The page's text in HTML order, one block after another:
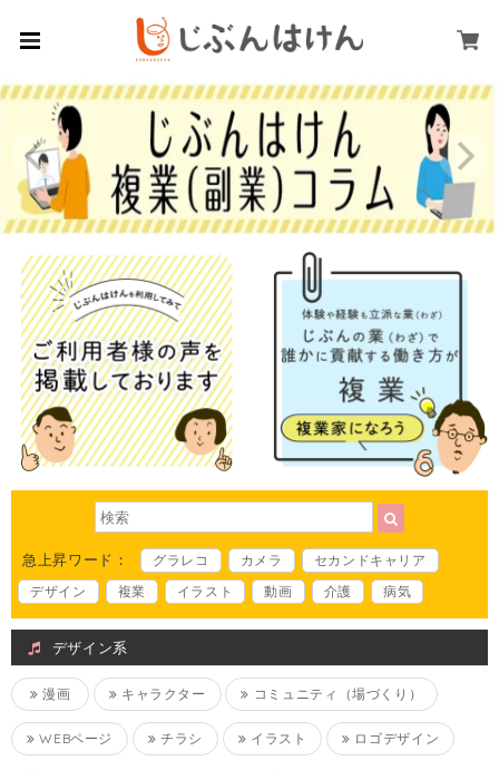
急上昇ワード： グラレコ カメラ
セカンドキャリア
デザイン
複業 イラスト 動画 介護 病気
デザイン系
漫画 キャラクター コミュニティ（場づくり）
WEBページ チラシ イラスト ロゴデザイン